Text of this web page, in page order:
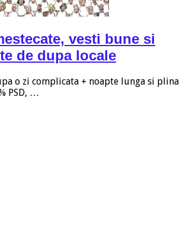
vesti bune si
de dupa locale
o zi complicata + noapte lunga si plina
PSD, …